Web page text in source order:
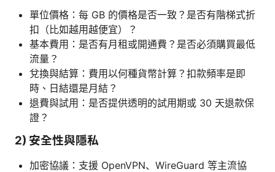
單位價格：每 GB 的價格是否一致？是否有階梯式折
扣（比如越用越便宜）？
基本費用：是否有月租或開通費？是否必須購買最低
流量？
兌換與結算：費用以何種貨幣計算？扣款頻率是即
時、日結還是月結？
退費與試用：是否提供透明的試用期或 30 天退款保
證？
2) 安全性與隱私
加密協議：支援 OpenVPN、WireGuard 等主流協